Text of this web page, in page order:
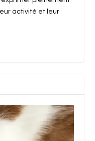
activité et leur